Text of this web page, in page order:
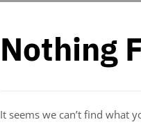
Nothing
It seems we can’t find what